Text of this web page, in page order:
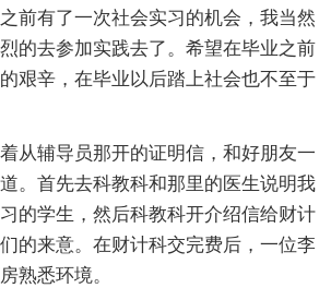
前有了一次社会实习的机会，我当然
的去参加实践去了。希望在毕业之前
艰辛，在毕业以后踏上社会也不至于
从辅导员那开的证明信，和好朋友一
。首先去科教科和那里的医生说明我
的学生，然后科教科开介绍信给财计
的来意。在财计科交完费后，一位李
熟悉环境。